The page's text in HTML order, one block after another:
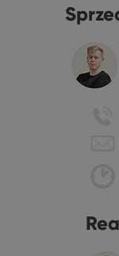
Tu powstaje Twój